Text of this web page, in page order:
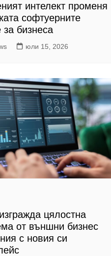
интелект променя
софтуерните
бизнеса
юли 15, 2026
цялостна
от външни бизнес
с новия си